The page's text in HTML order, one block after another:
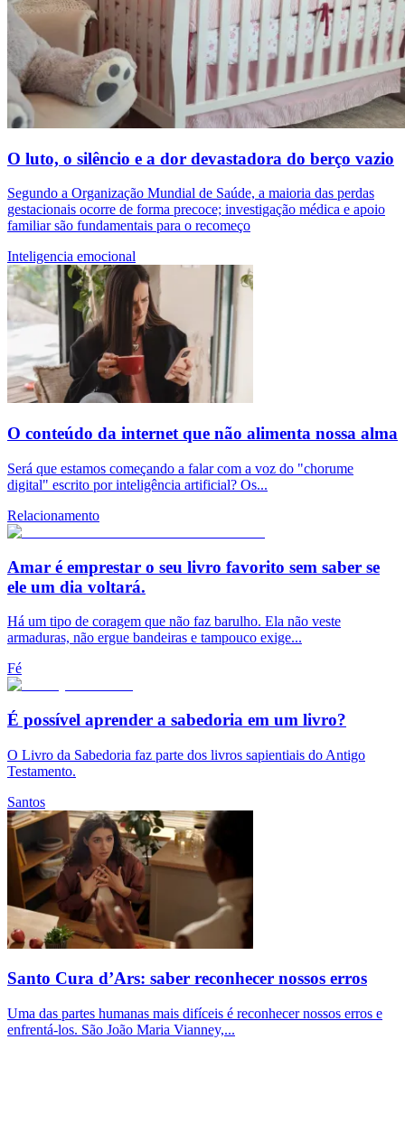
O luto, o silêncio e a dor devastadora do berço vazio
Segundo a Organização Mundial de Saúde, a maioria das perdas
gestacionais ocorre de forma precoce; investigação médica e apoio
familiar são fundamentais para o recomeço
Inteligencia emocional
O conteúdo da internet que não alimenta nossa alma
Será que estamos começando a falar com a voz do "chorume
digital" escrito por inteligência artificial? Os...
Relacionamento
Amar é emprestar o seu livro favorito sem saber se
ele um dia voltará.
Há um tipo de coragem que não faz barulho. Ela não veste
armaduras, não ergue bandeiras e tampouco exige...
Fé
É possível aprender a sabedoria em um livro?
O Livro da Sabedoria faz parte dos livros sapientiais do Antigo
Testamento.
Santos
Santo Cura d’Ars: saber reconhecer nossos erros
Uma das partes humanas mais difíceis é reconhecer nossos erros e
enfrentá-los. São João Maria Vianney,...